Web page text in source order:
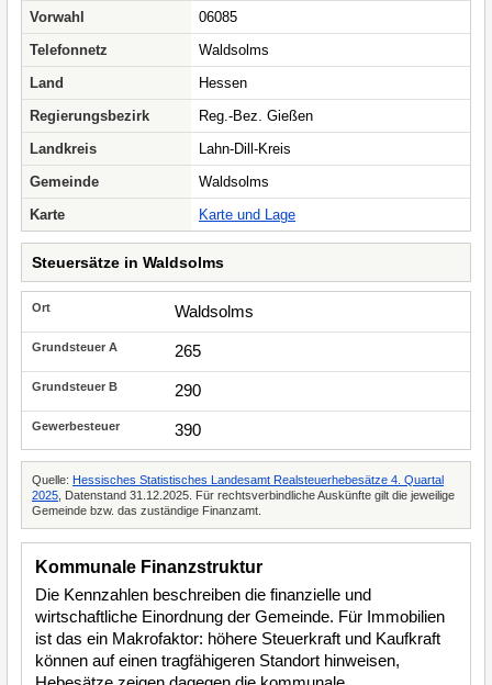
Vorwahl
06085
Telefonnetz
Waldsolms
Land
Hessen
Regierungsbezirk
Reg.-Bez. Gießen
Landkreis
Lahn-Dill-Kreis
Gemeinde
Waldsolms
Karte
Karte und Lage
Steuersätze in Waldsolms
Waldsolms
265
290
390
Quelle: Hessisches Statistisches Landesamt Realsteuerhebesätze 4. Quartal
2025 , Datenstand 31.12.2025. Für rechtsverbindliche Auskünfte gilt die jeweilige
Gemeinde bzw. das zuständige Finanzamt.
Kommunale Finanzstruktur
Die Kennzahlen beschreiben die finanzielle und
wirtschaftliche Einordnung der Gemeinde. Für Immobilien
ist das ein Makrofaktor: höhere Steuerkraft und Kaufkraft
können auf einen tragfähigeren Standort hinweisen,